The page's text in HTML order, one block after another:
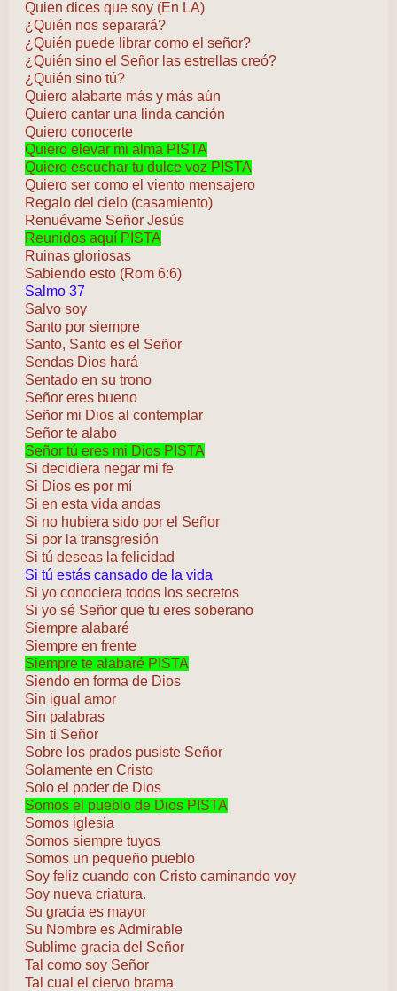
Quien dices que soy (En LA)
¿Quién nos separará?
¿Quién puede librar como el señor?
¿Quién sino el Señor las estrellas creó?
¿Quién sino tú?
Quiero alabarte más y más aún
Quiero cantar una linda canción
Quiero conocerte
Quiero elevar mi alma PISTA
Quiero escuchar tu dulce voz PISTA
Quiero ser como el viento mensajero
Regalo del cielo (casamiento)
Renuévame Señor Jesús
Reunidos aquí PISTA
Ruinas gloriosas
Sabiendo esto (Rom 6:6)
Salmo 37
Salvo soy
Santo por siempre
Santo, Santo es el Señor
Sendas Dios hará
Sentado en su trono
Señor eres bueno
Señor mi Dios al contemplar
Señor te alabo
Señor tú eres mi Dios PISTA
Si decidiera negar mi fe
Si Dios es por mí
Si en esta vida andas
Si no hubiera sido por el Señor
Si por la transgresión
Si tú deseas la felicidad
Si tú estás cansado de la vida
Si yo conociera todos los secretos
Si yo sé Señor que tu eres soberano
Siempre alabaré
Siempre en frente
Siempre te alabaré PISTA
Siendo en forma de Dios
Sin igual amor
Sin palabras
Sin ti Señor
Sobre los prados pusiste Señor
Solamente en Cristo
Solo el poder de Dios
Somos el pueblo de Dios PISTA
Somos iglesia
Somos siempre tuyos
Somos un pequeño pueblo
Soy feliz cuando con Cristo caminando voy
Soy nueva criatura.
Su gracia es mayor
Su Nombre es Admirable
Sublime gracia del Señor
Tal como soy Señor
Tal cual el ciervo brama